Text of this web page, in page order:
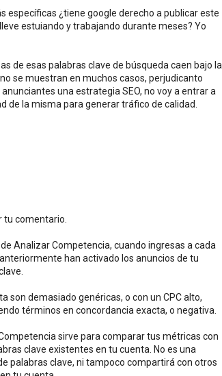
específicas ¿tiene google derecho a publicar este
estuiando y trabajando durante meses? Yo
de esas palabras clave de búsqueda caen bajo la
se muestran en muchos casos, perjudicanto
una estrategia SEO, no voy a entrar a
de la misma para generar tráfico de calidad.
tu comentario.
Analizar Competencia, cuando ingresas a cada
han activado los anuncios de tu
son demasiado genéricas, o con un CPC alto,
términos en concordancia exacta, o negativa.
sirve para comparar tus métricas con
clave existentes en tu cuenta. No es una
palabras clave, ni tampoco compartirá con otros